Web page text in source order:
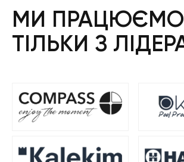
МИ ПРАЦЮЄМО
ТІЛЬКИ З